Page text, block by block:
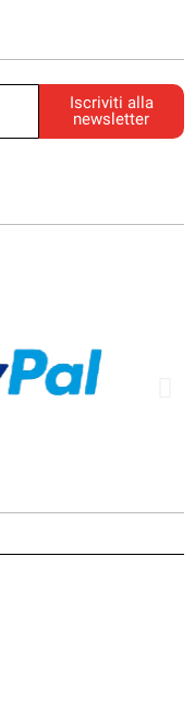
Iscriviti alla
newsletter